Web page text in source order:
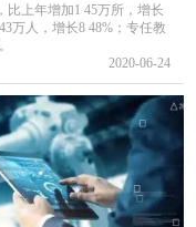
比上年增加1 45万所，增长
万人，增长8 48%；专任教
2020-06-24